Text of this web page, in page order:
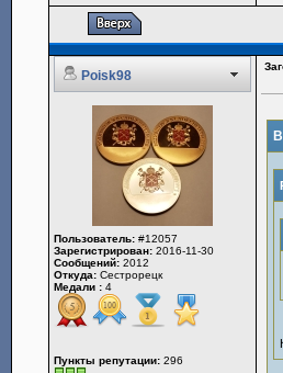
Poisk98
Пользователь: #12057
Зарегистрирован: 2016-11-30
Сообщений: 2012
Откуда: Сестрорецк
Медали : 4
Пункты репутации: 296